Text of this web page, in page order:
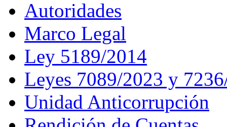
Autoridades
Marco Legal
Ley 5189/2014
Leyes 7089/2023 y
Unidad Anticorrupción